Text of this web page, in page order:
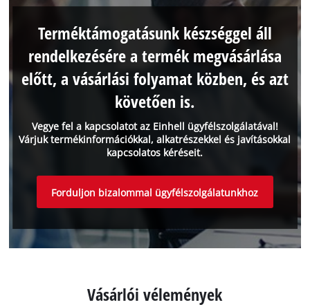
Vegye fel a kapcsolatot az Einhell ügyfélszolgálatával!
Várjuk termékinformációkkal, alkatrészekkel és javításokkal
kapcsolatos kéréseit.
Terméktámogatásunk készséggel áll
rendelkezésére a termék megvásárlása
előtt, a vásárlási folyamat közben, és azt
követően is.
Forduljon bizalommal ügyfélszolgálatunkhoz
Vásárlói vélemények